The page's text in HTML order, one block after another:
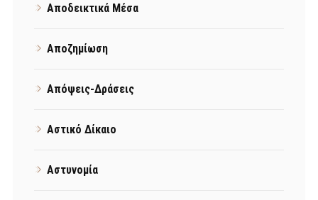
Αποδεικτικά Μέσα
Αποζημίωση
Απόψεις-Δράσεις
Αστικό Δίκαιο
Αστυνομία